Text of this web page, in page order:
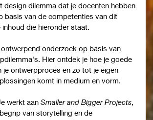
design dilemma dat je docenten hebben
basis van de competenties van dit
inhoud die hieronder staat.
onderzoek op basis van
Hier ontdek je hoe je goede
je ontwerpproces en zo tot je eigen
komt in medium en vorm.
werkt aan Smaller and Bigger Projects,
van storytelling en de